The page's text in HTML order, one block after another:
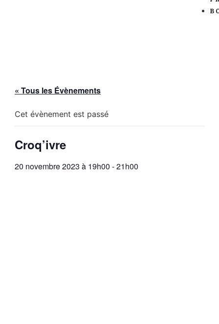
« Tous les Évènements
Cet évènement est passé
Croq’ivre
20 novembre 2023 à 19h00 -21h00